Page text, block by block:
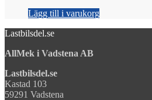
Lägg till i varukorg
Lastbilsdel.se
AllMek i Vadstena AB
Lastbilsdel.se
Kastad 103
59291 Vadstena